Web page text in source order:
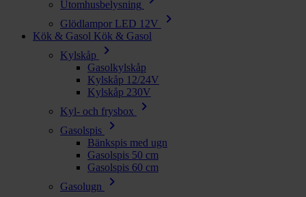
Utomhusbelysning
Glödlampor LED 12V chevron_right
Kök & Gasol Kök & Gasol
Kylskåp
chevron_right
Gasolkylskåp
Kylskåp 12/24V
Kylskåp 230V
Kyl- och frysbox
chevron_right
Gasolspis chevron_right
Bänkspis med ugn
Gasolspis 50 cm
Gasolspis 60 cm
Gasolugn
chevron_right